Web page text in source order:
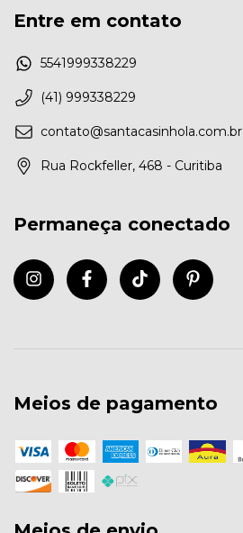
Entre em contato
5541999338229
(41) 999338229
contato@santacasinhola.com.br
Rua Rockfeller, 468 - Curitiba
Permaneça conectado
Meios de pagamento